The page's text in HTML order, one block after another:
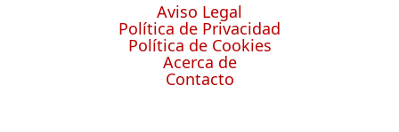
Aviso Legal
Política de Privacidad
Política de Cookies
Acerca de
Contacto